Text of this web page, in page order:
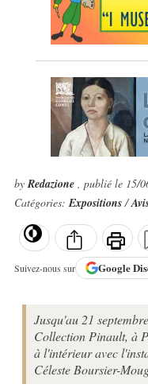
byRedazione , publié le 15/
Catégories:Expositions/
Suivez-nous sur Google
Jusqu'au 21
Collection Pinault, à
à l'intérieur avec
Céleste Boursier-